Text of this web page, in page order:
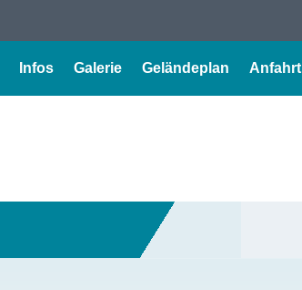
Infos Galerie Geländeplan Anfahrt